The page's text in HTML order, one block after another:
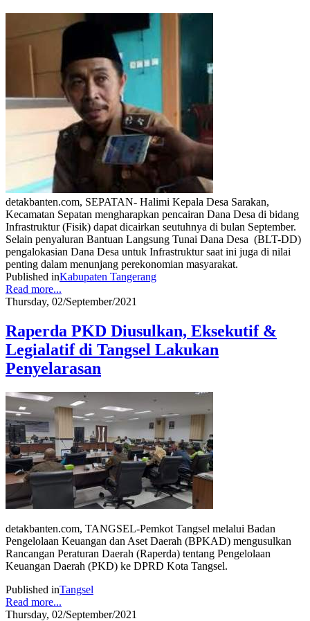
detakbanten.com, SEPATAN- Halimi Kepala Desa Sarakan,
Kecamatan Sepatan mengharapkan pencairan Dana Desa di bidang
Infrastruktur (Fisik) dapat dicairkan seutuhnya di bulan September.
Selain penyaluran Bantuan Langsung Tunai Dana Desa (BLT-DD)
pengalokasian Dana Desa untuk Infrastruktur saat ini juga di nilai
penting dalam menunjang perekonomian masyarakat.
Published inKabupaten Tangerang
Read more...
Thursday, 02/September/2021
Raperda PKD Diusulkan, Eksekutif &
Legialatif di Tangsel Lakukan
Penyelarasan
detakbanten.com, TANGSEL-Pemkot Tangsel melalui Badan
Pengelolaan Keuangan dan Aset Daerah (BPKAD) mengusulkan
Rancangan Peraturan Daerah (Raperda) tentang Pengelolaan
Keuangan Daerah (PKD) ke DPRD Kota Tangsel.
Published inTangsel
Read more...
Thursday, 02/September/2021